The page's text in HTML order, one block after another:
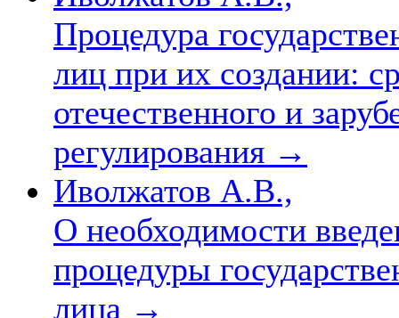
Процедура
лиц при их создании:
отечественного и
регулирования →
Иволжатов А.В.,
О необходимости
процедуры
лица →